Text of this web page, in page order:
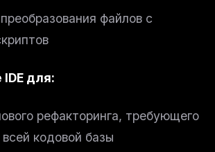
файлов с
для:
рефакторинга, требующего
кодовой базы